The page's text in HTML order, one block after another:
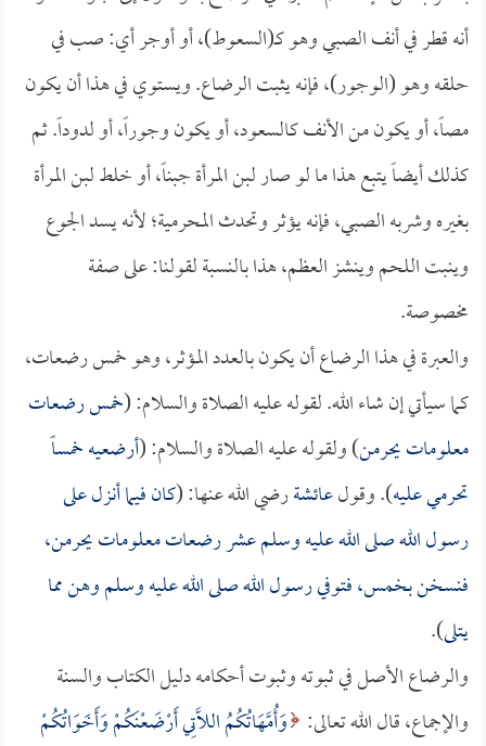
أنه قطر في أنف الصبي وهو كـ(السعوط)، أو أوجر أي: صب في
حلقه وهو (الوجور)، فإنه يثبت الرضاع. ويستوي في هذا أن يكون
مصاً، أو يكون من الأنف كالسعود، أو يكون وجوراً، أو لدوداً. ثم
كذلك أيضاً يتبع هذا ما لو صار لبن المرأة جبناً، أو خلط لبن المرأة
بغيره وشربه الصبي، فإنه يؤثر وتحدث المحرمية؛ لأنه يسد الجوع
وينبت اللحم وينشز العظم، هذا بالنسبة لقولنا: على صفة
مخصوصة.
والعبرة في هذا الرضاع أن يكون بالعدد المؤثر، وهو خمس رضعات،
كما سيأتي إن شاء الله. لقوله عليه الصلاة والسلام: (خمس رضعات
معلومات يحرمن) ولقوله عليه الصلاة والسلام: (أرضعيه خمساً
تحرمي عليه). وقولعائشةرضي الله عنها: (كان فيما أنزل على
رسول الله صلى الله عليه وسلم عشر رضعات معلومات يحرمن،
فنسخن بخمس، فتوفي رسول الله صلى الله عليه وسلم وهن مما
يتلى).
والرضاع الأصل في ثبوته وثبوت أحكامه دليل الكتاب والسنة
والإجماع، قال الله تعالى: وَأُمَّهَاتُكُمُ اللَّاتِي أَرْضَعْنَكُمْ وَأَخَوَاتُكُمْ